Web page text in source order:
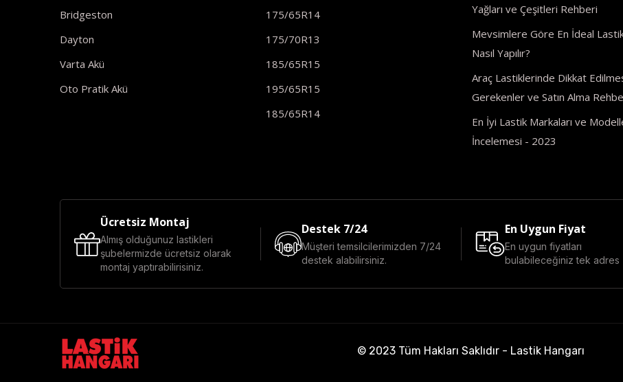
Bridgeston
Dayton
Varta Akü
Oto Pratik Akü
175/65R14
175/70R13
185/65R15
195/65R15
185/65R14
Yağları ve Çeşitleri Rehberi
Mevsimlere Göre En İdeal
Nasıl Yapılır?
Araç Lastiklerinde Dikkat
Gerekenler ve Satın Alma
En İyi Lastik Markaları ve
İncelemesi - 2023
Ücretsiz Montaj
Almış olduğunuz lastikleri
şubelermizde ücretsiz olarak
montaj yaptırabilirisiniz.
Destek 7/24
Müşteri temsilcilerimizden 7/24
destek alabilirsiniz.
En Uygun Fiyat
En uygun fiyatları
bulabileceğiniz tek adres
© 2023 Tüm Hakları Saklıdır - Lastik Hangarı